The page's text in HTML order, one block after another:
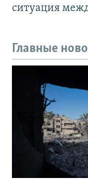
ситуация
Главные